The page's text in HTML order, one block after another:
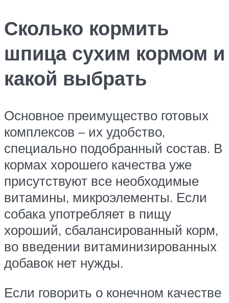
Сколько кормить
шпица сухим кормом и
какой выбрать
Основное преимущество готовых
комплексов – их удобство,
специально подобранный состав. В
кормах хорошего качества уже
присутствуют все необходимые
витамины, микроэлементы. Если
собака употребляет в пищу
хороший, сбалансированный корм,
во введении витаминизированных
добавок нет нужды.
Если говорить о конечном качестве